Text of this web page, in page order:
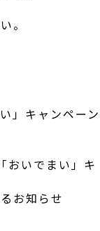
。
」キャンペーン
おいでまい」キ
お知らせ